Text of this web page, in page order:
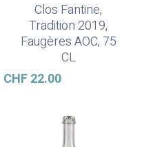
Ajouter Au Panier
Clos Fantine,
Tradition 2019,
Faugères AOC, 75
CL
CHF22.00